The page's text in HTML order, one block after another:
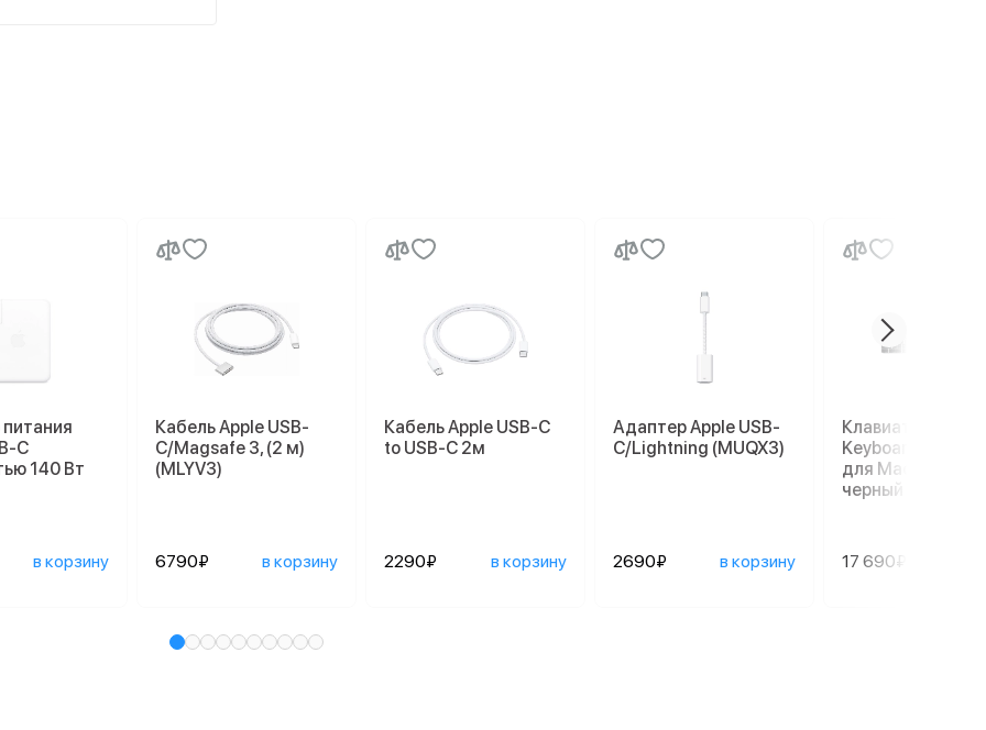
C
140 Вт
в корзину
Кабель Apple USB-
C/Magsafe 3, (2 м)
(MLYV3)
6790₽ в корзину
Кабель Apple USB-C
to USB-C 2м
2290₽ в корзину
Адаптер Apple USB-
C/Lightning (MUQX3)
2690₽ в корзину
Клавиатура
Keyboard с
для Mac
черный
17 690₽